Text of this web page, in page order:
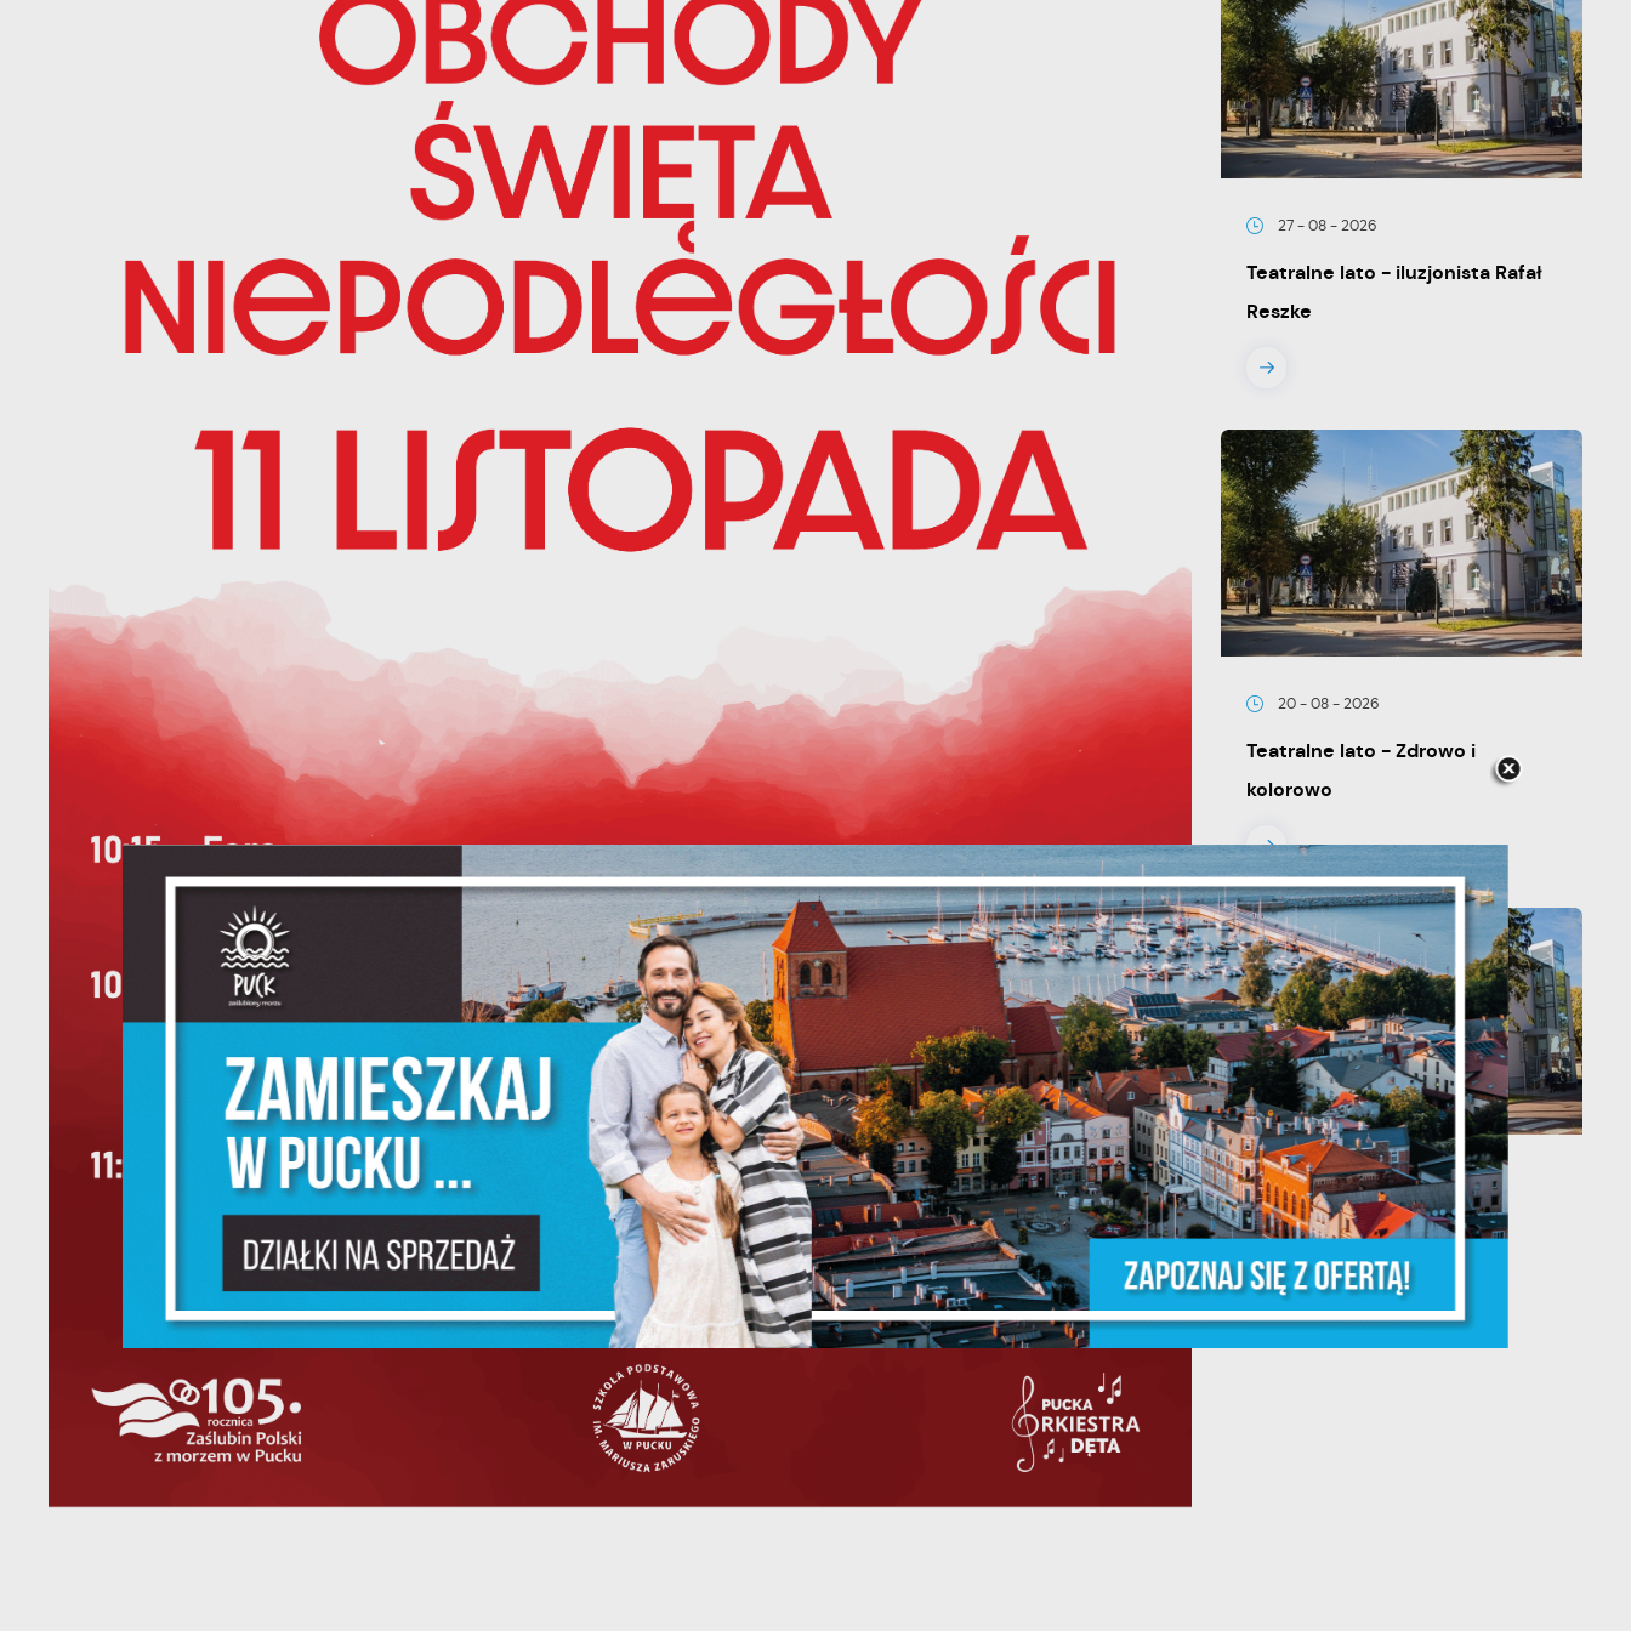
27 - 08 - 2026
Teatralne lato - iluzjonista Rafał
Reszke
20 - 08 - 2026
Teatralne lato - Zdrowo i
kolorowo
13 - 08 - 2026
Teatralne lato - Roszpunka
Ustawienia
Szanujemy Twoją prywatność. Możesz zmienić ustawienia cookies lub zaakceptować je
wszystkie. W dowolnym momencie możesz dokonać zmiany swoich ustawień.
Niezbędne
Niezbędne pliki cookies służą do prawidłowego funkcjonowania strony internetowej i
umożliwiają Ci komfortowe korzystanie z oferowanych przez nas usług.
Pliki cookies odpowiadają na podejmowane przez Ciebie działania w celu m.in.
dostosowania Twoich ustawień preferencji prywatności, logowania czy wypełniania
formularzy. Dzięki plikom cookies strona, z której korzystasz, może działać bez zakłóceń.
Funkcjonalne i personalizacyjne
Tego typu pliki cookies umożliwiają stronie internetowej zapamiętanie wprowadzonych
przez Ciebie ustawień oraz personalizację określonych funkcjonalności czy
prezentowanych treści.
Dzięki tym plikom cookies możemy zapewnić Ci większy komfort korzystania z
funkcjonalności naszej strony poprzez dopasowanie jej do Twoich indywidualnych
gwarantuje dostępność większej ilości funkcji na stronie.
ZAPISZ WYBRANE